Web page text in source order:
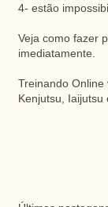
4- estão
Veja como fazer
imediatamente.
Treinando
Kenjutsu, Iaijutsu